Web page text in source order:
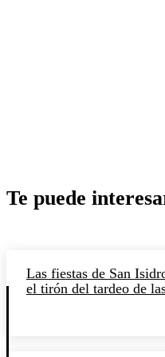
Te puede
Las fiestas de San
el tirón del tardeo de